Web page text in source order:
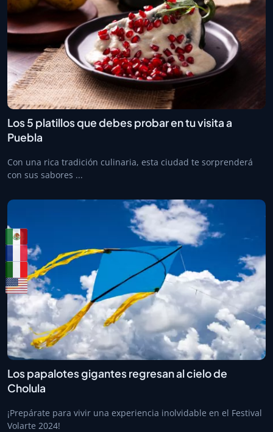
Los 5 platillos que debes probar en tu visita a
Puebla
Con una rica tradición culinaria, esta ciudad te sorprenderá
con sus sabores ...
Los papalotes gigantes regresan al cielo de
Cholula
¡Prepárate para vivir una experiencia inolvidable en el Festival
Volarte 2024!